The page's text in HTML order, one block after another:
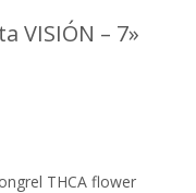
VISIÓN – 7»
THCA flower